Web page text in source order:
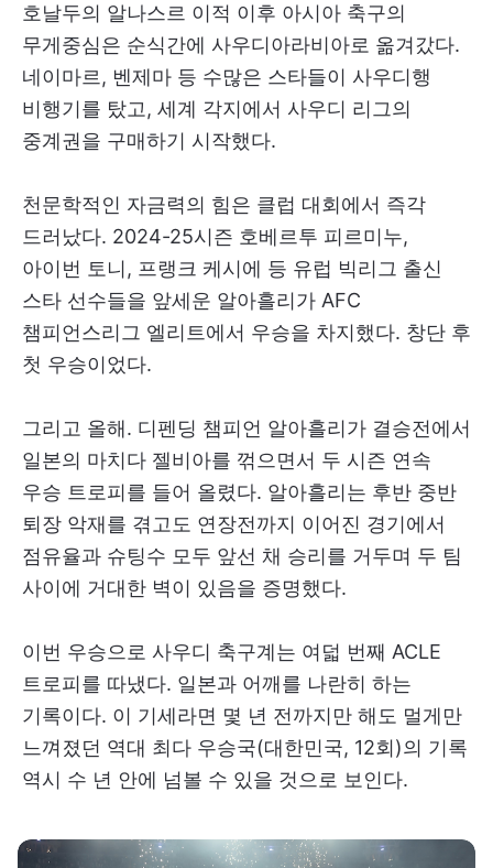
호날두의 알나스르 이적 이후 아시아 축구의
무게중심은 순식간에 사우디아라비아로 옮겨갔다.
네이마르, 벤제마 등 수많은 스타들이 사우디행
비행기를 탔고, 세계 각지에서 사우디 리그의
중계권을 구매하기 시작했다.
천문학적인 자금력의 힘은 클럽 대회에서 즉각
드러났다. 2024-25시즌 호베르투 피르미누,
아이번 토니, 프랭크 케시에 등 유럽 빅리그 출신
스타 선수들을 앞세운 알아흘리가 AFC
챔피언스리그 엘리트에서 우승을 차지했다. 창단 후
첫 우승이었다.
그리고 올해. 디펜딩 챔피언 알아흘리가 결승전에서
일본의 마치다 젤비아를 꺾으면서 두 시즌 연속
우승 트로피를 들어 올렸다. 알아흘리는 후반 중반
퇴장 악재를 겪고도 연장전까지 이어진 경기에서
점유율과 슈팅수 모두 앞선 채 승리를 거두며 두 팀
사이에 거대한 벽이 있음을 증명했다.
이번 우승으로 사우디 축구계는 여덟 번째 ACLE
트로피를 따냈다. 일본과 어깨를 나란히 하는
기록이다. 이 기세라면 몇 년 전까지만 해도 멀게만
느껴졌던 역대 최다 우승국(대한민국, 12회)의 기록
역시 수 년 안에 넘볼 수 있을 것으로 보인다.